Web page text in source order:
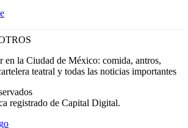
en la Ciudad de México: comida, antros,
teatral y todas las noticias importantes
registrado de Capital Digital.